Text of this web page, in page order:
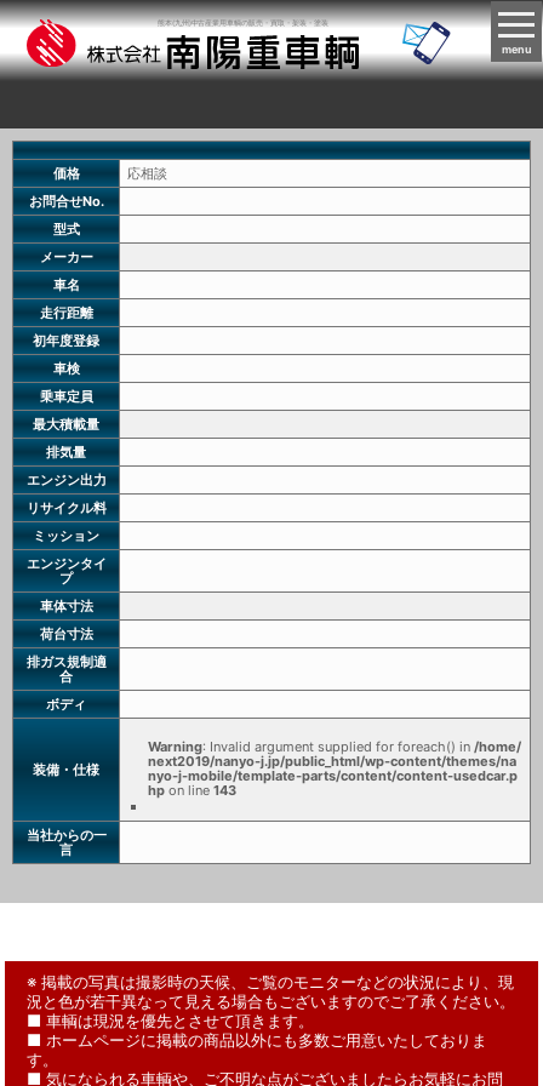
熊本(九州)中古産業用車輌の販売・買取・架装・塗装
menu
価格
応相談
お問合せNo.
型式
メーカー
車名
走行距離
初年度登録
車検
乗車定員
最大積載量
排気量
エンジン出力
リサイクル料
ミッション
エンジンタイ
プ
車体寸法
荷台寸法
排ガス規制適
合
ボディ
装備・仕様
Warning: Invalid argument supplied for foreach() in/home/
next2019/nanyo-j.jp/public_html/wp-content/themes/na
nyo-j-mobile/template-parts/content/content-usedcar.p
hp on line143
当社からの一
言
※ 掲載の写真は撮影時の天候、ご覧のモニターなどの状況により、現
況と色が若干異なって見える場合もございますのでご了承ください。
■ 車輌は現況を優先とさせて頂きます。
■ ホームページに掲載の商品以外にも多数ご用意いたしておりま
す。
■ 気になられる車輌や、ご不明な点がございましたらお気軽にお問